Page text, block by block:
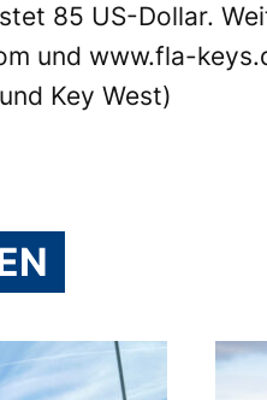
85 US-Dollar.
und www.fla-
Key West)